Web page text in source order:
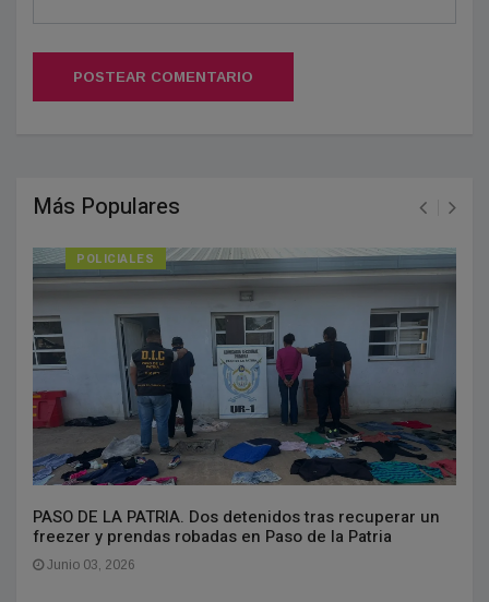
POSTEAR COMENTARIO
Más Populares
POLICIALES
PASO DE LA PATRIA. Dos detenidos tras recuperar un
freezer y prendas robadas en Paso de la Patria
Junio 03, 2026